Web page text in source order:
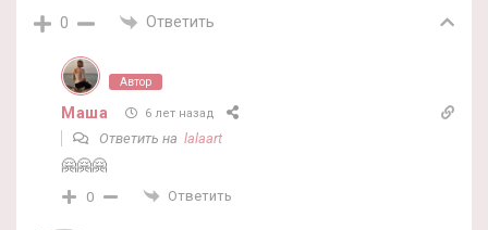
0 Ответить
Автор
Маша 6 лет назад
Ответить на lalaart
🤗🤗🤗
0 Ответить